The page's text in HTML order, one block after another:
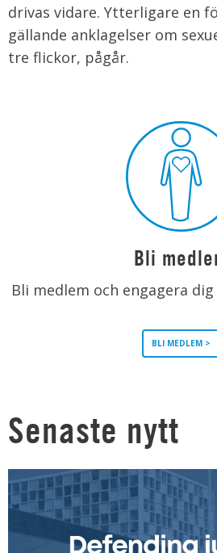
drivas vidare. Ytterligare en
gällande anklagelser om
tre flickor, pågår.
Bli
Bli medlem och engagera
BLI MEDLEM >
Senaste nytt